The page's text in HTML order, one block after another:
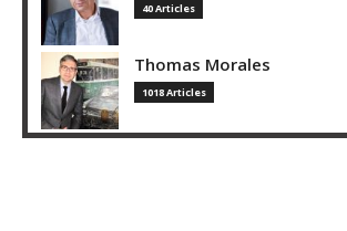
40 Articles
Thomas Morales
1018 Articles